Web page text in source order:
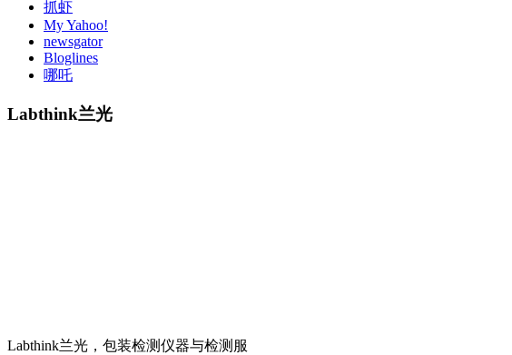
抓虾
My Yahoo!
newsgator
Bloglines
哪吒
Labthink兰光
Labthink兰光，包装检测仪器与检测服